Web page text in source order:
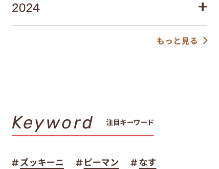
2024
もっと見る
Keyword 注目キーワード
ズッキーニ ピーマン なす